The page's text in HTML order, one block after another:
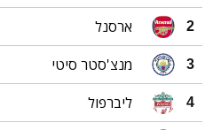
2 ארסנל
3 מנצ'סטר סיטי
4 ליברפול